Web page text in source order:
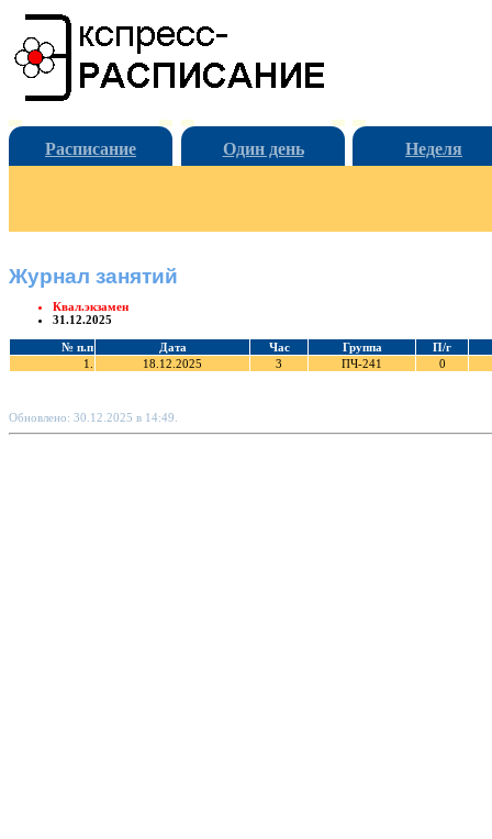
Расписание Один день Неделя
Журнал занятий
Квал.экзамен
31.12.2025
№ п.п Дата Час Группа
П/г
1.
18.12.2025 3 ПЧ-241 0
Обновлено: 30.12.2025 в 14:49.